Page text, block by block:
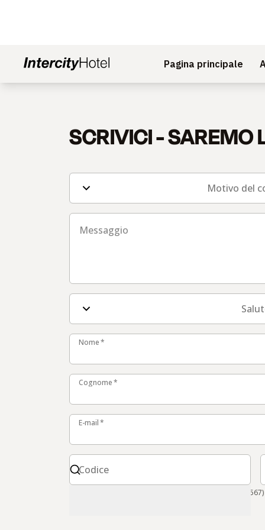
Pagina principale
SCRIVICI - SAREMO
Campi del modulo di contatto
Motivo del
Messaggio
Nome
Nome*
Cognome
Cognome*
E-mail
E-mail*
Codice
Codice
Formato internazionale richiesto (ad es. +49 171 1234567)